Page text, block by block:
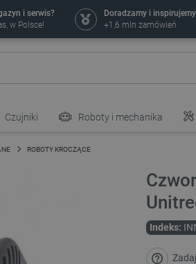
i serwis?
w Polsce!
Doradzamy i inspirujemy
+1,6 mln zamówień
Czujniki Roboty i mechanika
ROBOTY KROCZĄCE
Indeks: